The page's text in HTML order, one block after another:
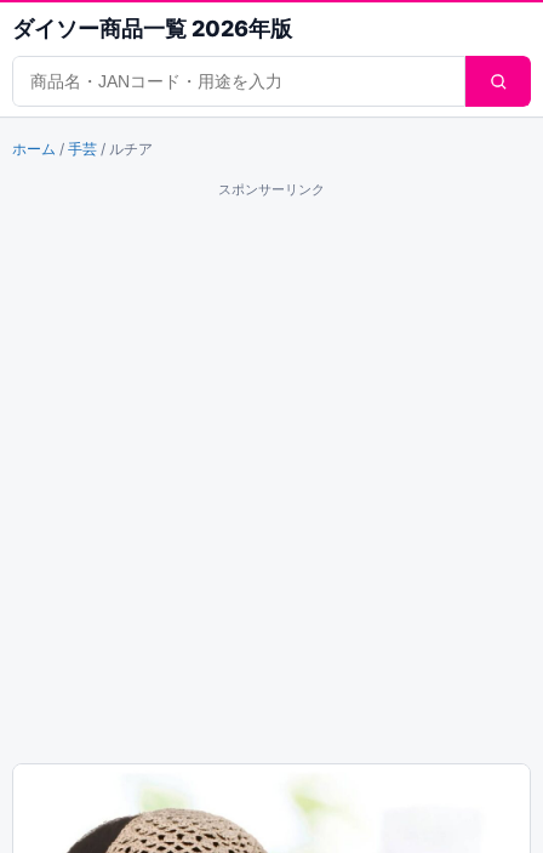
ダイソー商品一覧 2026年版
商品検索
ホーム / 手芸 / ルチア
スポンサーリンク